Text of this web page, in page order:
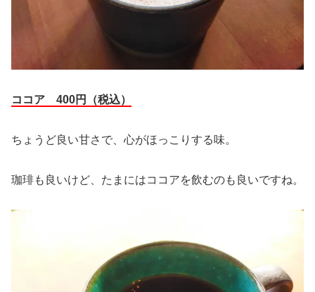
ココア 400円（税込）
ちょうど良い甘さで、心がほっこりする味。
珈琲も良いけど、たまにはココアを飲むのも良いですね。